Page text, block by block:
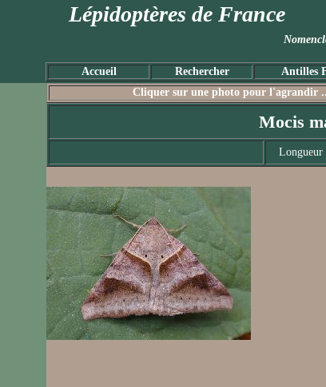
Lépidoptères de France
Accueil Rechercher Antilles
Cliquer sur une photo pour l'agrandir
Mocis
Longueur